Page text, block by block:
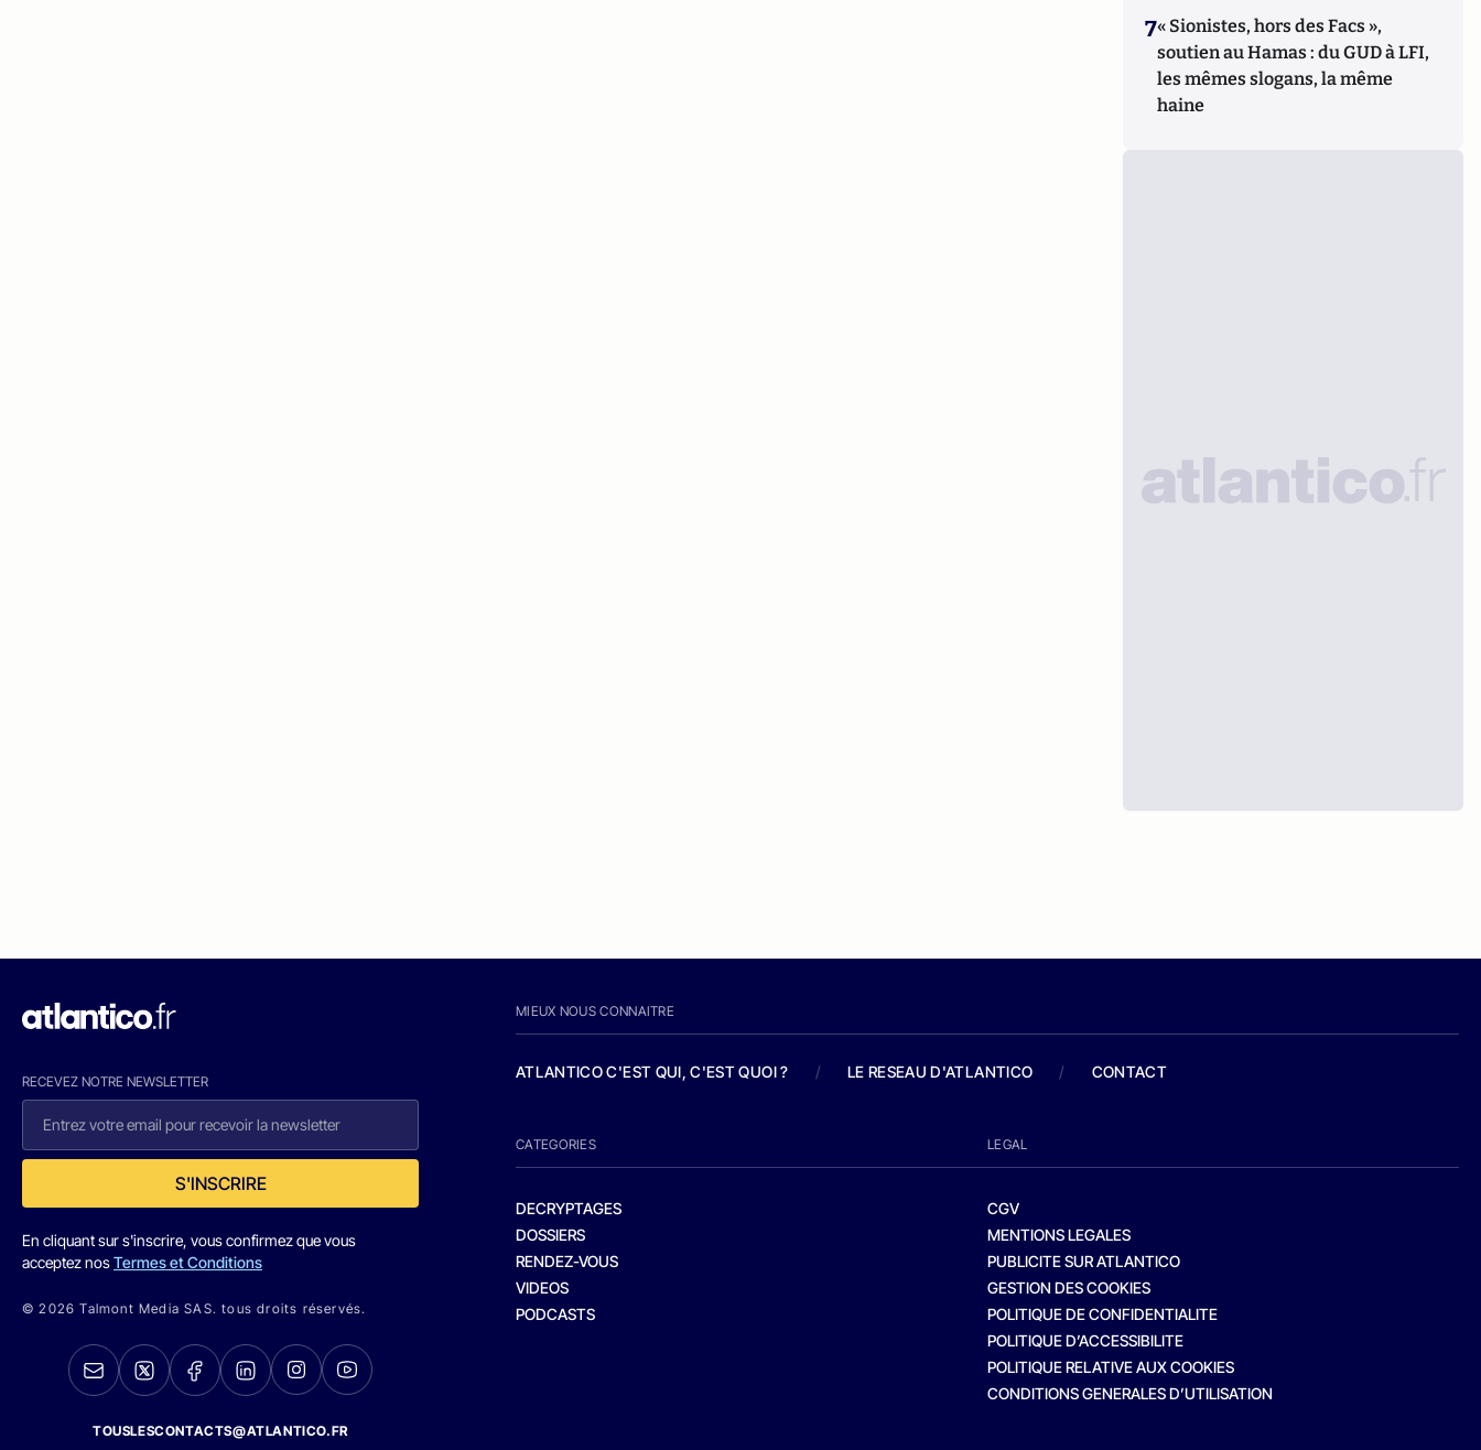
7« Sionistes, hors des Facs »,
soutien au Hamas : du GUD à LFI,
les mêmes slogans, la même
haine
RECEVEZ NOTRE NEWSLETTER
S'INSCRIRE
En cliquant sur s'inscrire, vous confirmez que vous
acceptez nosTermes et Conditions
© 2026 Talmont Media SAS. tous droits réservés.
TOUSLESCONTACTS@ATLANTICO.FR
MIEUX NOUS CONNAITRE
ATLANTICO C'EST QUI, C'EST QUOI ? / LE RESEAU D'ATLANTICO / CONTACT
CATEGORIES
DECRYPTAGES
DOSSIERS
RENDEZ-VOUS
VIDEOS
PODCASTS
LEGAL
CGV
MENTIONS LEGALES
PUBLICITE SUR ATLANTICO
GESTION DES COOKIES
POLITIQUE DE CONFIDENTIALITE
POLITIQUE D’ACCESSIBILITE
POLITIQUE RELATIVE AUX COOKIES
CONDITIONS GENERALES D’UTILISATION